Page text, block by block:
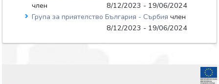
член
8/12/2023 - 19/06/2024
Група за приятелство България - Сърбиячлен
8/12/2023 - 19/06/2024